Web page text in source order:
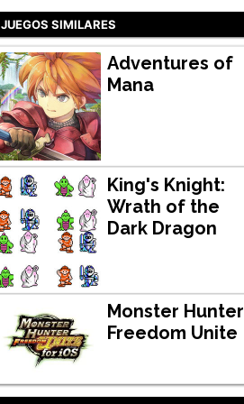
JUEGOS SIMILARES
Adventures of
Mana
King's Knight:
Wrath of the
Dark Dragon
Monster Hunter
Freedom Unite